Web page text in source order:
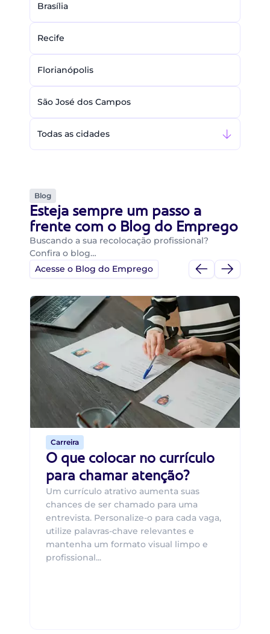
Brasília
Recife
Florianópolis
São José dos Campos
Todas as cidades
Blog
Esteja sempre um passo a
frente com o Blog do Emprego
Buscando a sua recolocação profissional?
Confira o blog…
Acesse o Blog do Emprego
Carreira
O que colocar no currículo
para chamar atenção?
Um currículo atrativo aumenta suas
chances de ser chamado para uma
entrevista. Personalize-o para cada vaga,
utilize palavras-chave relevantes e
mantenha um formato visual limpo e
profissional...